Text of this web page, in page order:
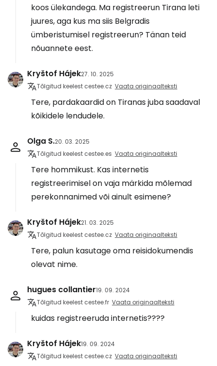
koos ülekandega. Ma registreerun Tirana leti
juures, aga kus ma siis Belgradis
ümberistumisel registreerun? Tänan teid
nõuannete eest.
Kryštof Hájek27. 10. 2025
Tõlgitud keelest cestee.cz Vaata originaalteksti
Tere, pardakaardid on Tiranas juba saadaval
kõikidele lendudele.
Olga S.20. 03. 2025
Tõlgitud keelest cestee.es Vaata originaalteksti
Tere hommikust. Kas internetis
registreerimisel on vaja märkida mõlemad
perekonnanimed või ainult esimene?
Kryštof Hájek21. 03. 2025
Tõlgitud keelest cestee.cz Vaata originaalteksti
Tere, palun kasutage oma reisidokumendis
olevat nime.
hugues collantier19. 09. 2024
Tõlgitud keelest cestee.fr Vaata originaalteksti
kuidas registreeruda internetis????
Kryštof Hájek19. 09. 2024
Tõlgitud keelest cestee.cz Vaata originaalteksti